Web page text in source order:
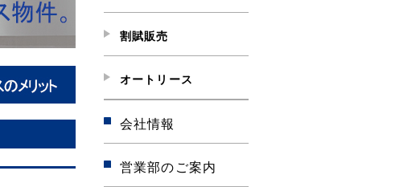
リースのメリット
割賦販売
オートリース
会社情報
営業部のご案内